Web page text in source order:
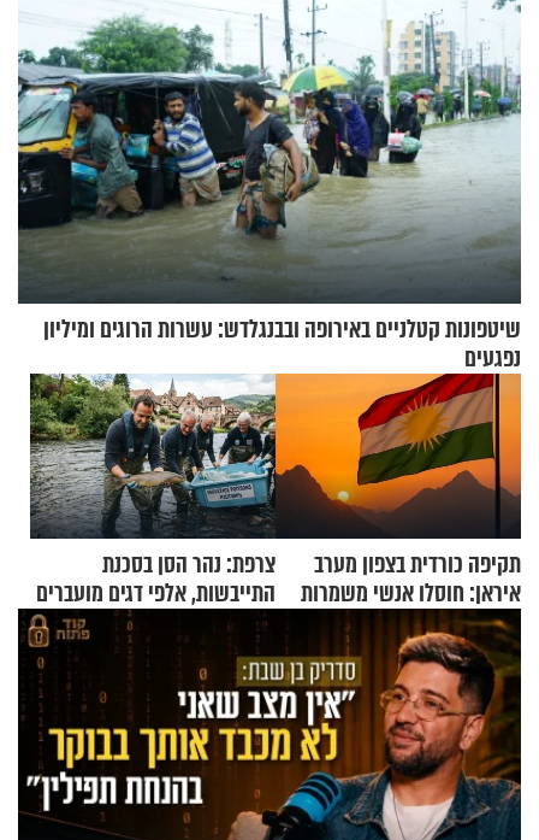
שיטפונות קטלניים באירופה ובבנגלדש: עשרות הרוגים ומיליון
נפגעים
תקיפה כורדית בצפון מערב
איראן: חוסלו אנשי משמרות
המהפכה
צרפת: נהר הסן בסכנת
התייבשות, אלפי דגים מועברים
במבצעי חילוץ